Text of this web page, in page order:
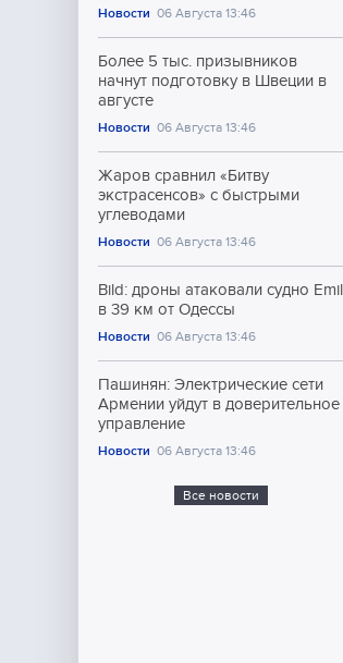
Новости 06 Августа 13:46
Более 5 тыс. призывников
начнут подготовку в Швеции в
августе
Новости 06 Августа 13:46
Жаров сравнил «Битву
экстрасенсов» с быстрыми
углеводами
Новости 06 Августа 13:46
Bild: дроны атаковали судно Emil
в 39 км от Одессы
Новости 06 Августа 13:46
Пашинян: Электрические сети
Армении уйдут в доверительное
управление
Новости 06 Августа 13:46
Все новости